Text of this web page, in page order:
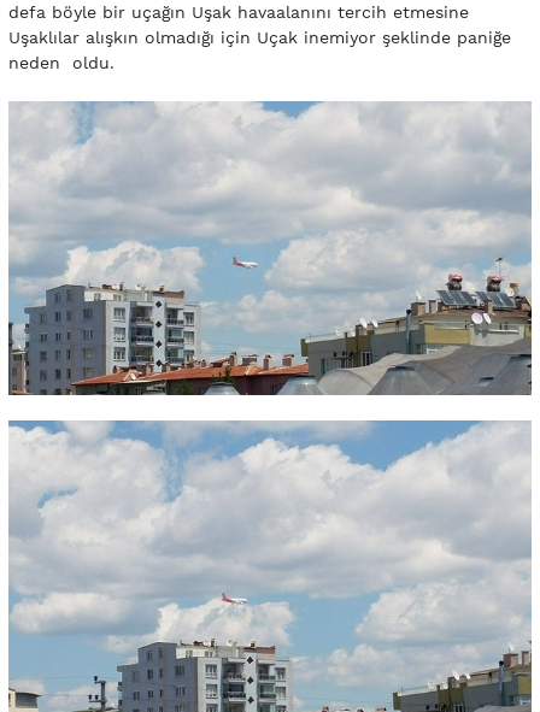
defa böyle bir uçağın Uşak havaalanını tercih etmesine
Uşaklılar alışkın olmadığı için Uçak inemiyor şeklinde paniğe
neden oldu.